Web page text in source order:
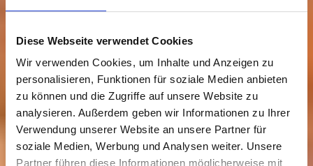
Diese Webseite verwendet Cookies
Wir verwenden Cookies, um Inhalte und Anzeigen zu
personalisieren, Funktionen für soziale Medien anbieten
zu können und die Zugriffe auf unsere Website zu
analysieren. Außerdem geben wir Informationen zu Ihrer
Verwendung unserer Website an unsere Partner für
soziale Medien, Werbung und Analysen weiter. Unsere
Partner führen diese Informationen möglicherweise mit
Historisches Werfttor